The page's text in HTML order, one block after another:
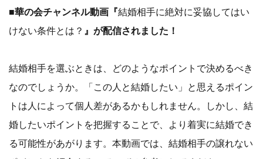
■華の会チャンネル動画『結婚相手に絶対に妥協してはい
けない条件とは？ 』が配信されました！
結婚相手を選ぶときは、どのようなポイントで決めるべき
なのでしょうか。「この人と結婚したい」と思えるポイン
トは人によって個人差があるかもしれません。しかし、結
婚したいポイントを把握することで、より着実に結婚でき
る可能性があがります。本動画では、結婚相手の譲れない